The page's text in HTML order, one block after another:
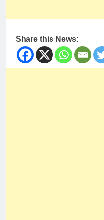
Share this News: